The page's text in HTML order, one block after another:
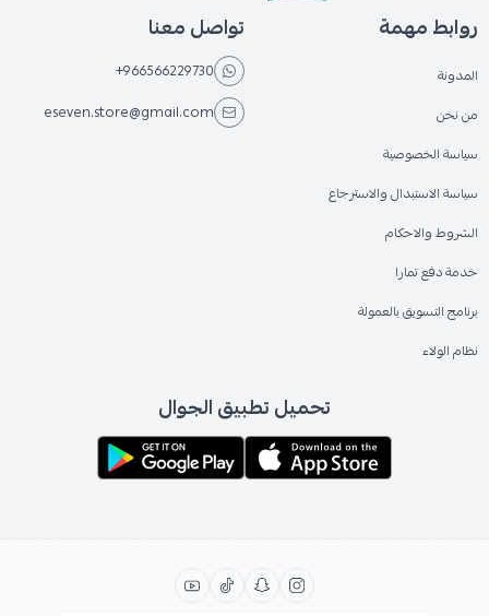
روابط مهمة
المدونة
من نحن
سياسة الخصوصية
سياسة الاستبدال والاسترجاع
الشروط والاحكام
خدمة دفع تمارا
برنامج التسويق بالعمولة
نظام الولاء
تواصل معنا
+966566229730
eseven.store@gmail.com
تحميل تطبيق الجوال